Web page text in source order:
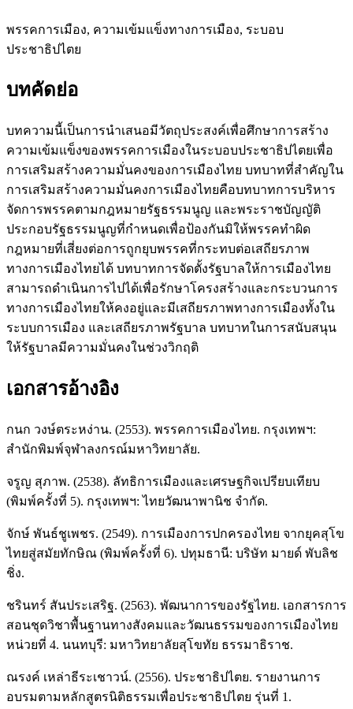
พรรคการเมือง, ความเข้มแข็งทางการเมือง, ระบอบ
ประชาธิปไตย
บทคัดย่อ
บทความนี้เป็นการนำเสนอมีวัตถุประสงค์เพื่อศึกษาการสร้าง
ความเข้มแข็งของพรรคการเมืองในระบอบประชาธิปไตยเพื่อ
การเสริมสร้างความมั่นคงของการเมืองไทย บทบาทที่สำคัญใน
การเสริมสร้างความมั่นคงการเมืองไทยคือบทบาทการบริหาร
จัดการพรรคตามกฎหมายรัฐธรรมนูญ และพระราชบัญญัติ
ประกอบรัฐธรรมนูญที่กำหนดเพื่อป้องกันมิให้พรรคทำผิด
กฎหมายที่เสี่ยงต่อการถูกยุบพรรคที่กระทบต่อเสถียรภาพ
ทางการเมืองไทยได้ บทบาทการจัดตั้งรัฐบาลให้การเมืองไทย
สามารถดำเนินการไปได้เพื่อรักษาโครงสร้างและกระบวนการ
ทางการเมืองไทยให้คงอยู่และมีเสถียรภาพทางการเมืองทั้งใน
ระบบการเมือง และเสถียรภาพรัฐบาล บทบาทในการสนับสนุน
ให้รัฐบาลมีความมั่นคงในช่วงวิกฤติ
เอกสารอ้างอิง
กนก วงษ์ตระหง่าน. (2553). พรรคการเมืองไทย. กรุงเทพฯ:
สำนักพิมพ์จุฬาลงกรณ์มหาวิทยาลัย.
จรูญ สุภาพ. (2538). ลัทธิการเมืองและเศรษฐกิจเปรียบเทียบ
(พิมพ์ครั้งที่ 5). กรุงเทพฯ: ไทยวัฒนาพานิช จำกัด.
จักษ์ พันธ์ชูเพชร. (2549). การเมืองการปกครองไทย จากยุคสุโข
ไทยสู่สมัยทักษิณ (พิมพ์ครั้งที่ 6). ปทุมธานี: บริษัท มายด์ พับลิช
ชิ่ง.
ชรินทร์ สันประเสริฐ. (2563). พัฒนาการของรัฐไทย. เอกสารการ
สอนชุดวิชาพื้นฐานทางสังคมและวัฒนธรรมของการเมืองไทย
หน่วยที่ 4. นนทบุรี: มหาวิทยาลัยสุโขทัย ธรรมาธิราช.
ณรงค์ เหล่าธีระเชาวน์. (2556). ประชาธิปไตย. รายงานการ
อบรมตามหลักสูตรนิติธรรมเพื่อประชาธิปไตย รุ่นที่ 1.